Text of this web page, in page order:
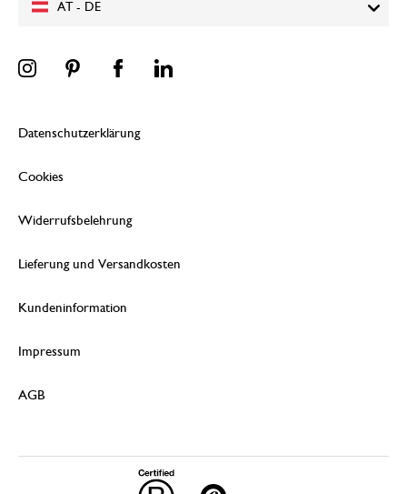
AT - DE
Datenschutzerklärung
Cookies
Widerrufsbelehrung
Lieferung und Versandkosten
Kundeninformation
Impressum
AGB